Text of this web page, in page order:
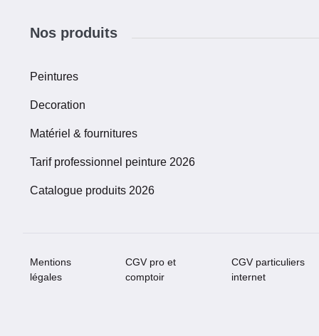
Nos produits
Peintures
Decoration
Matériel & fournitures
Tarif professionnel peinture 2026
Catalogue produits 2026
Mentions
légales
CGV pro et
comptoir
CGV particuliers
internet